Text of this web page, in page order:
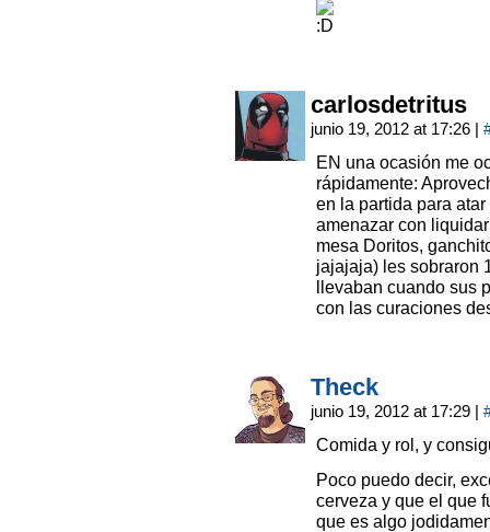
carlosdetritus
junio 19, 2012 at 17:26 |
EN una ocasión me
rápidamente:
en la partida para
amenazar con
mesa Doritos,
jajajaja) les sobraron
llevaban cuando sus
con las curaciones
Theck
junio 19, 2012 at 17:29 |
Comida y rol, y
Poco puedo decir,
cerveza y que el que
que es algo